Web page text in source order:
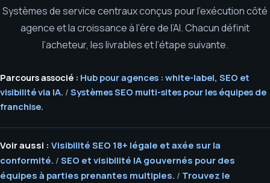
Systèmes de service centraux conçus pour l’exécution côté
agence et la croissance à l’ère de l’AI. Chacun définit
l’acheteur, les livrables et l’étape suivante.
Parcours associé : Hub pour agences : white-label, SEO et
visibilité via IA. / Systèmes SEO multi-sites pour les équipes de
franchise.
Voir aussi : Visibilité SEO 18+ légale et axée sur la
conformité. / SEO et visibilité IA gouvernés pour des
équipes à parties prenantes multiples. / Trouvez le